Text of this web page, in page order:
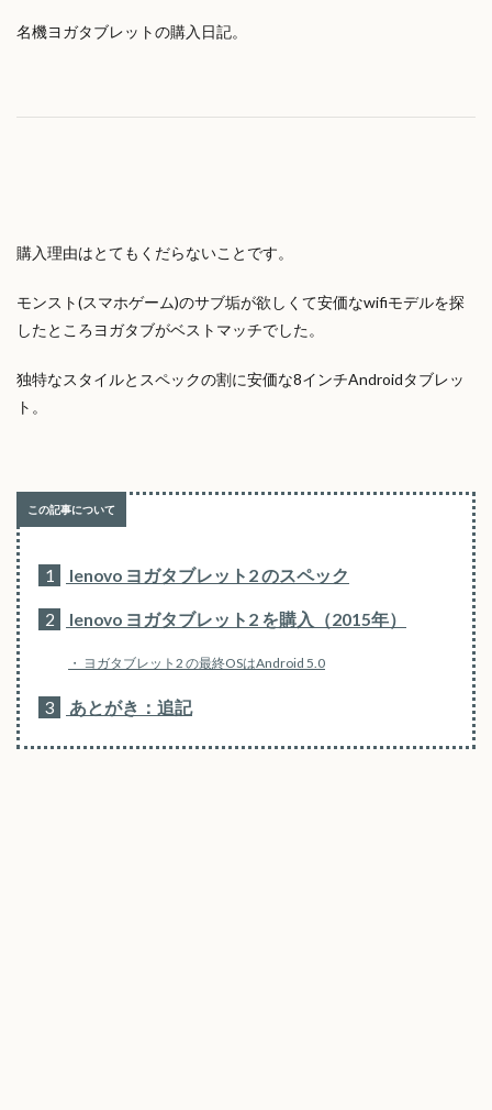
名機ヨガタブレットの購入日記。
購入理由はとてもくだらないことです。
モンスト(スマホゲーム)のサブ垢が欲しくて安価なwifiモデルを探
したところヨガタブがベストマッチでした。
独特なスタイルとスペックの割に安価な8インチAndroidタブレッ
ト。
1 lenovo ヨガタブレット2 のスペック
2 lenovo ヨガタブレット2 を購入（2015年）
ヨガタブレット2 の最終OSはAndroid 5.0
3 あとがき：追記